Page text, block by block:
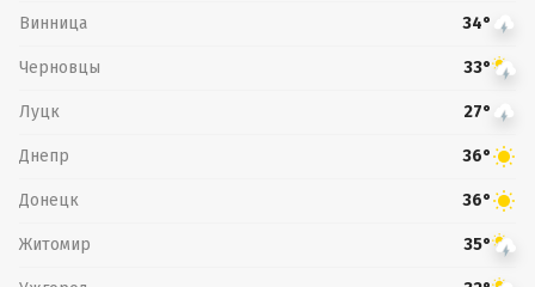
Винница 34°
Черновцы 33°
Луцк 27°
Днепр 36°
Донецк 36°
Житомир 35°